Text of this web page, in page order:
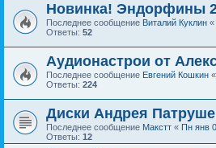
Новинка! Эндорфины
Последнее сообщение Виталий Куклин «
Ответы: 52
Аудионастрои от
Последнее сообщение Евгений Кошкин «
Ответы: 224
Диски Андрея
Последнее сообщение Макстт « Пн янв
Ответы: 12